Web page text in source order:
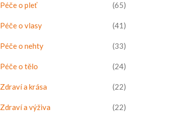
Péče o pleť (65)
Péče o vlasy (41)
Péče o nehty (33)
Péče o tělo (24)
Zdraví a krása (22)
Zdraví a výživa (22)